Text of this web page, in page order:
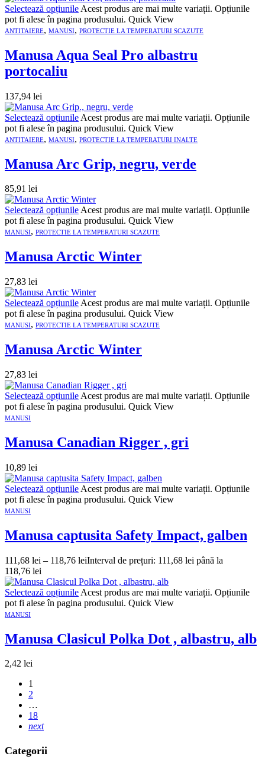
Selectează opțiunile Acest produs are mai multe variații. Opțiunile
pot fi alese în pagina produsului. Quick View
ANTITAIERE, MANUSI, PROTECTIE LA TEMPERATURI SCAZUTE
Manusa Aqua Seal Pro albastru
portocaliu
137,94 lei
Selectează opțiunile Acest produs are mai multe variații. Opțiunile
pot fi alese în pagina produsului. Quick View
ANTITAIERE, MANUSI, PROTECTIE LA TEMPERATURI INALTE
Manusa Arc Grip, negru, verde
85,91 lei
Selectează opțiunileAcest produs are mai multe variații. Opțiunile
pot fi alese în pagina produsului. Quick View
MANUSI, PROTECTIE LA TEMPERATURI SCAZUTE
Manusa Arctic Winter
27,83 lei
Selectează opțiunile Acest produs are mai multe variații. Opțiunile
pot fi alese în pagina produsului. Quick View
MANUSI, PROTECTIE LA TEMPERATURI SCAZUTE
Manusa Arctic Winter
27,83 lei
Selectează opțiunile Acest produs are mai multe variații. Opțiunile
pot fi alese în pagina produsului. Quick View
MANUSI
Manusa Canadian Rigger , gri
10,89 lei
Selectează opțiunile Acest produs are mai multe variații. Opțiunile
pot fi alese în pagina produsului. Quick View
MANUSI
Manusa captusita Safety Impact, galben
111,68 lei – 118,76 leiInterval de prețuri: 111,68 lei până la
118,76 lei
Selectează opțiunile Acest produs are mai multe variații. Opțiunile
pot fi alese în pagina produsului. Quick View
MANUSI
Manusa Clasicul Polka Dot , albastru, alb
2,42 lei
1
2
…
18
next
Categorii